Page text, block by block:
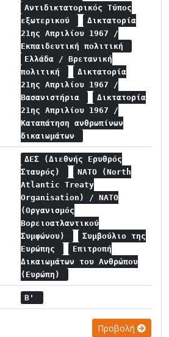
Αντιδικτατορικός Τύπος
εξωτερικού
Δικτατορία
21ης Απριλίου 1967 /
Εκπαιδευτική πολιτική
Ελλάδα / Βρετανική
πολιτική
Δικτατορία
21ης Απριλίου 1967 /
Βασανιστήρια
Δικτατορία
21ης Απριλίου 1967 /
Καταπάτηση ανθρωπίνων
δικαιωμάτων
ΔΕΣ (Διεθνής Ερυθρός
Σταυρός)
NATO (North
Atlantic Treaty
Organisation) / NATO
(Οργανισμός
Βορειοατλαντικού
Συμφώνου)
Συμβούλιο της
Ευρώπης
Επιτροπή
Δικαιωμάτων του Ανθρώπου
(Ευρώπη)
Β'
Προβολή